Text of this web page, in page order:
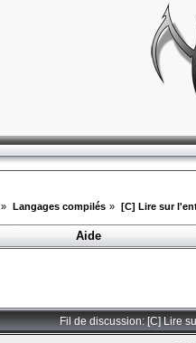
» Langages compilés » [C] Lire sur
Aide
Fil de discussion: [C] Lire